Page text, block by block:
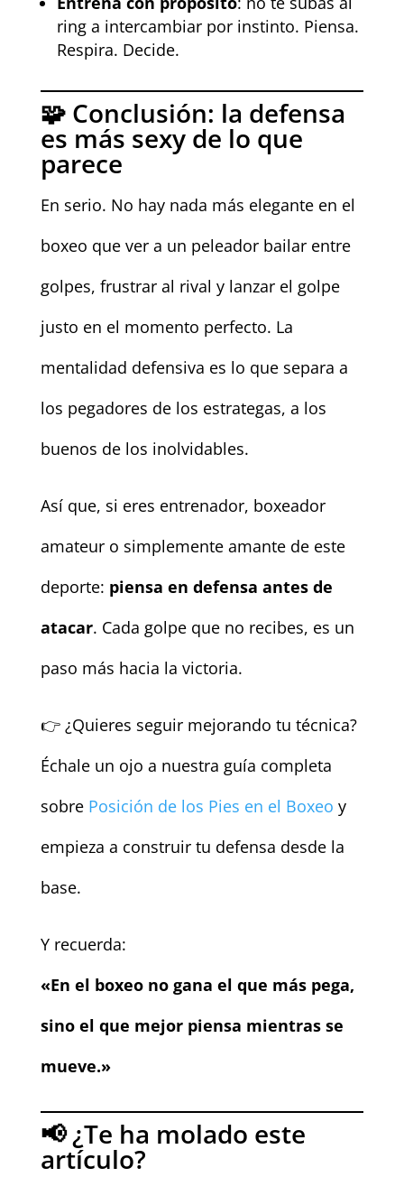
ring a intercambiar por instinto. Piensa.
Respira. Decide.
🧩 Conclusión: la defensa
es más sexy de lo que
parece
En serio. No hay nada más elegante en el
boxeo que ver a un peleador bailar entre
golpes, frustrar al rival y lanzar el golpe
justo en el momento perfecto. La
mentalidad defensiva es lo que separa a
los pegadores de los estrategas, a los
buenos de los inolvidables.
Así que, si eres entrenador, boxeador
amateur o simplemente amante de este
deporte: piensa en defensa antes de
atacar. Cada golpe que no recibes, es un
paso más hacia la victoria.
👉 ¿Quieres seguir mejorando tu técnica?
Échale un ojo a nuestra guía completa
sobre Posición de los Pies en el Boxeo y
empieza a construir tu defensa desde la
base.
Y recuerda:
«En el boxeo no gana el que más pega,
sino el que mejor piensa mientras se
mueve.»
📢 ¿Te ha molado este
artículo?